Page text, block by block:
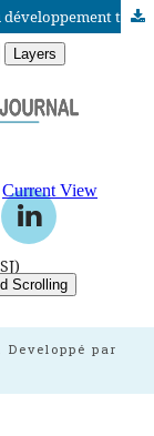
La réhabilitation patrimoniale au service du développement territorial : le cas de la médina de Fès
par